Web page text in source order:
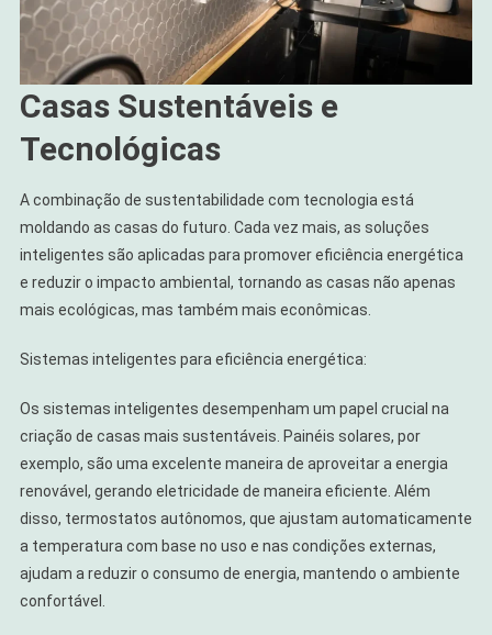
Casas Sustentáveis e
Tecnológicas
A combinação de sustentabilidade com tecnologia está
moldando as casas do futuro. Cada vez mais, as soluções
inteligentes são aplicadas para promover eficiência energética
e reduzir o impacto ambiental, tornando as casas não apenas
mais ecológicas, mas também mais econômicas.
Sistemas inteligentes para eficiência energética:
Os sistemas inteligentes desempenham um papel crucial na
criação de casas mais sustentáveis. Painéis solares, por
exemplo, são uma excelente maneira de aproveitar a energia
renovável, gerando eletricidade de maneira eficiente. Além
disso, termostatos autônomos, que ajustam automaticamente
a temperatura com base no uso e nas condições externas,
ajudam a reduzir o consumo de energia, mantendo o ambiente
confortável.